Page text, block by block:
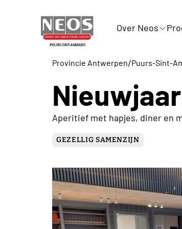
Over Neos
Provincie Antwerpen/Puurs-Sint-
Aperitief met hapjes, diner en
GEZELLIG SAMENZIJN